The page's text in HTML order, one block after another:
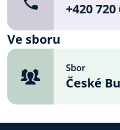
+420 720
Ve sboru
Sbor
České